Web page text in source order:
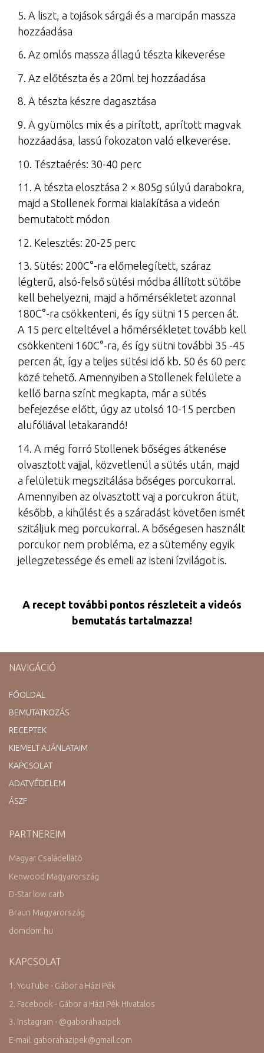
5. A liszt, a tojások sárgái és a marcipán massza
hozzáadása
6. Az omlós massza állagú tészta kikeverése
7. Az előtészta és a 20ml tej hozzáadása
8. A tészta készre dagasztása
9. A gyümölcs mix és a pirított, aprított magvak
hozzáadása, lassú fokozaton való elkeverése.
10. Tésztaérés: 30-40 perc
11. A tészta elosztása 2 × 805g súlyú darabokra,
majd a Stollenek formai kialakítása a videón
bemutatott módon
12. Kelesztés: 20-25 perc
13. Sütés: 200C°-ra előmelegített, száraz
légterű, alsó-felső sütési módba állított sütőbe
kell behelyezni, majd a hőmérsékletet azonnal
180C°-ra csökkenteni, és így sütni 15 percen át.
A 15 perc elteltével a hőmérsékletet tovább kell
csökkenteni 160C°-ra, és így sütni további 35 -45
percen át, így a teljes sütési idő kb. 50 és 60 perc
közé tehető. Amennyiben a Stollenek felülete a
kellő barna színt megkapta, már a sütés
befejezése előtt, úgy az utolsó 10-15 percben
alufóliával letakarandó!
14. A még forró Stollenek bőséges átkenése
olvasztott vajjal, közvetlenül a sütés után, majd
a felületük megszitálása bőséges porcukorral.
Amennyiben az olvasztott vaj a porcukron átüt,
később, a kihűlést és a száradást követően ismét
szitáljuk meg porcukorral. A bőségesen használt
porcukor nem probléma, ez a sütemény egyik
jellegzetessége és emeli az isteni ízvilágot is.
A recept további pontos részleteit a videós
bemutatás tartalmazza!
NAVIGÁCIÓ
FŐOLDAL
BEMUTATKOZÁS
RECEPTEK
KIEMELT AJÁNLATAIM
KAPCSOLAT
ADATVÉDELEM
ÁSZF
PARTNEREIM
Magyar Családellátó
Kenwood Magyarország
D-Star low carb
Braun Magyarország
domdom.hu
KAPCSOLAT
1. YouTube - Gábor a Házi Pék
2. Facebook - Gábor a Házi Pék Hivatalos
3. Instagram - @gaborahazipek
E-mail: gaborahazipek@gmail.com